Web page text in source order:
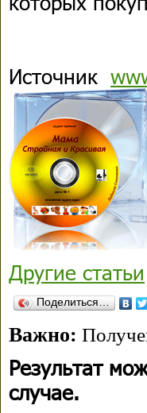
Источник
Другие статьи
Поделиться…
Важно:
Результат
случае.